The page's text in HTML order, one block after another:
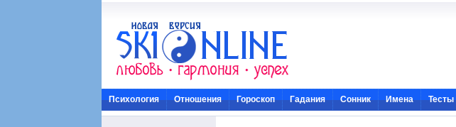
Психология Отношения Гороскоп Гадания Сонник Имена Тесты